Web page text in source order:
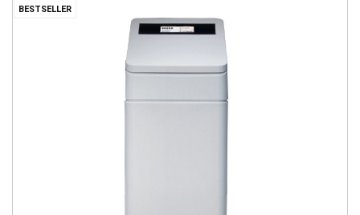
BESTSELLER